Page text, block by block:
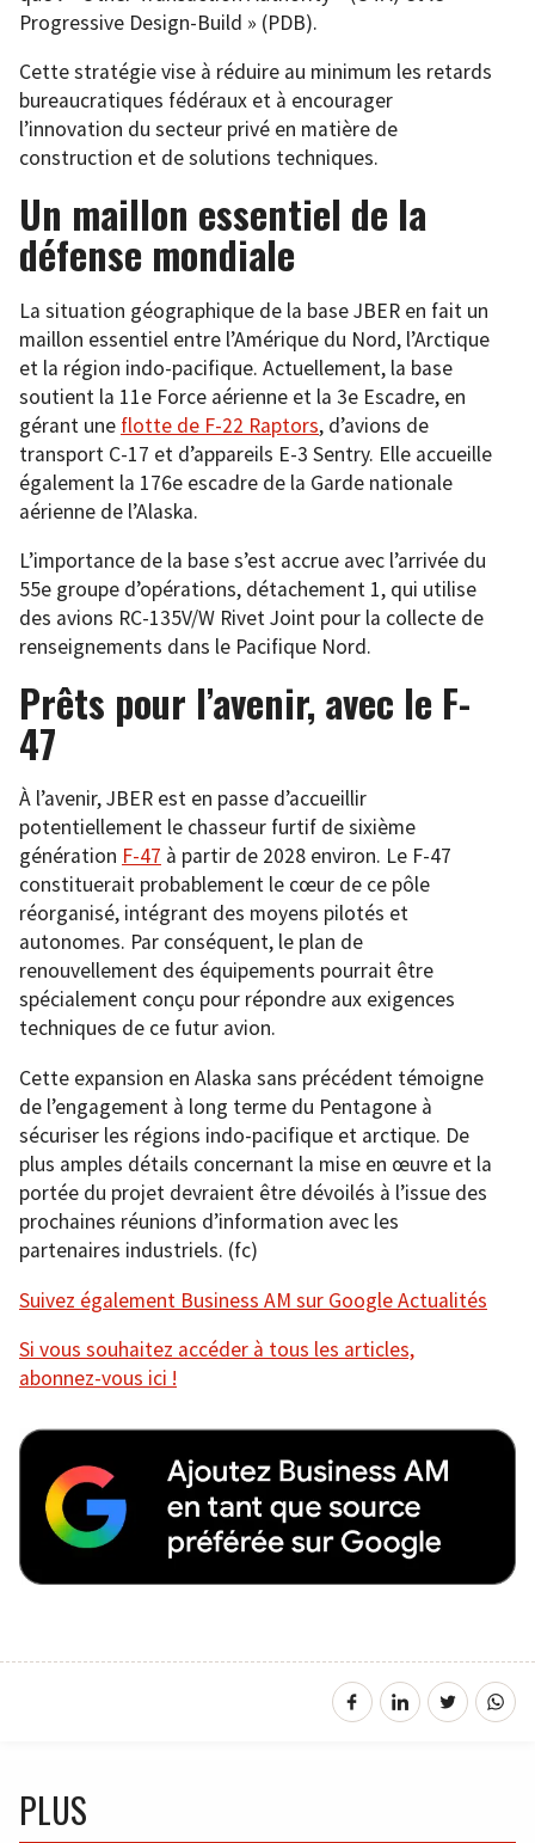
Progressive Design-Build » (PDB).
Cette stratégie vise à réduire au minimum les retards
bureaucratiques fédéraux et à encourager
l’innovation du secteur privé en matière de
construction et de solutions techniques.
Un maillon essentiel de la
défense mondiale
La situation géographique de la base JBER en fait un
maillon essentiel entre l’Amérique du Nord, l’Arctique
et la région indo-pacifique. Actuellement, la base
soutient la 11e Force aérienne et la 3e Escadre, en
gérant une flotte de F-22 Raptors, d’avions de
transport C-17 et d’appareils E-3 Sentry. Elle accueille
également la 176e escadre de la Garde nationale
aérienne de l’Alaska.
L’importance de la base s’est accrue avec l’arrivée du
55e groupe d’opérations, détachement 1, qui utilise
des avions RC-135V/W Rivet Joint pour la collecte de
renseignements dans le Pacifique Nord.
Prêts pour l’avenir, avec le F-
47
À l’avenir, JBER est en passe d’accueillir
potentiellement le chasseur furtif de sixième
génération F-47 à partir de 2028 environ. Le F-47
constituerait probablement le cœur de ce pôle
réorganisé, intégrant des moyens pilotés et
autonomes. Par conséquent, le plan de
renouvellement des équipements pourrait être
spécialement conçu pour répondre aux exigences
techniques de ce futur avion.
Cette expansion en Alaska sans précédent témoigne
de l’engagement à long terme du Pentagone à
sécuriser les régions indo-pacifique et arctique. De
plus amples détails concernant la mise en œuvre et la
portée du projet devraient être dévoilés à l’issue des
prochaines réunions d’information avec les
partenaires industriels. (fc)
Suivez également Business AM sur Google Actualités
Si vous souhaitez accéder à tous les articles,
abonnez-vous ici !
PLUS